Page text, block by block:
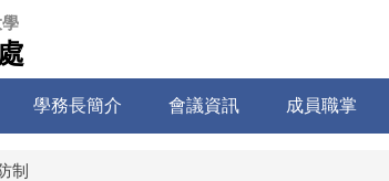
學務長簡介 會議資訊 成員職掌
制